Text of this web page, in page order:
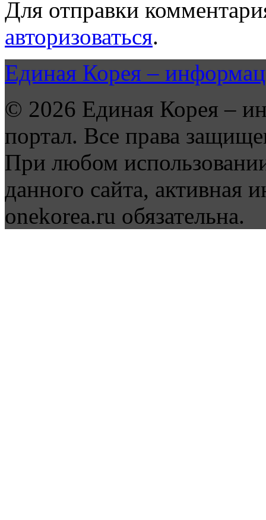
Для отправки
авторизоваться.
Единая Корея –
© 2026 Единая Корея –
портал. Все права
При любом
данного сайта, активная
onekorea.ru обязательна.